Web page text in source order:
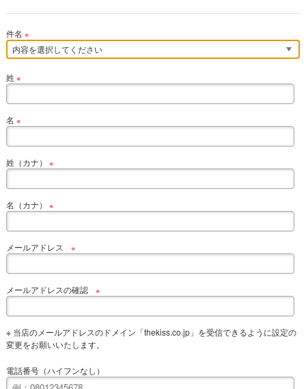
件名 ※
姓 ※
名 ※
姓（カナ） ※
名（カナ） ※
メールアドレス ※
メールアドレスの確認※
※ 当店のメールアドレスのドメイン「thekiss.co.jp」を受信できるように設定の
変更をお願いいたします。
電話番号（ハイフンなし）